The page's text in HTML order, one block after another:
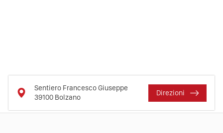
Sentiero Francesco Giuseppe
39100 Bolzano
Direzioni